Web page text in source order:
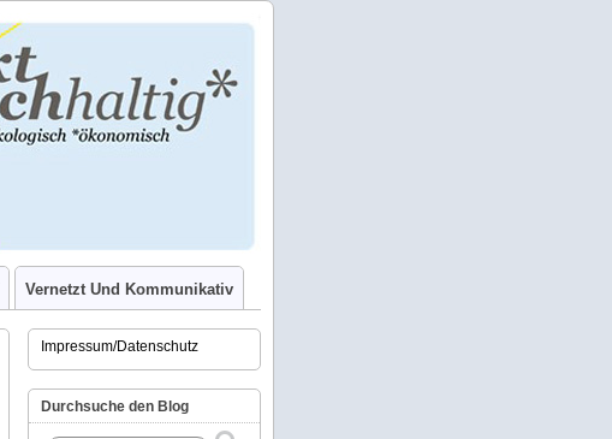
Vernetzt Und Kommunikativ
Impressum/Datenschutz
Durchsuche den Blog